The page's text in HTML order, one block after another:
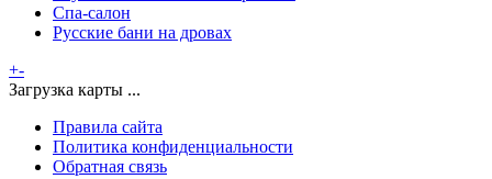
Спа-салон
Русские бани на дровах
+-
Загрузка карты ...
Правила сайта
Политика конфиденциальности
Обратная связь